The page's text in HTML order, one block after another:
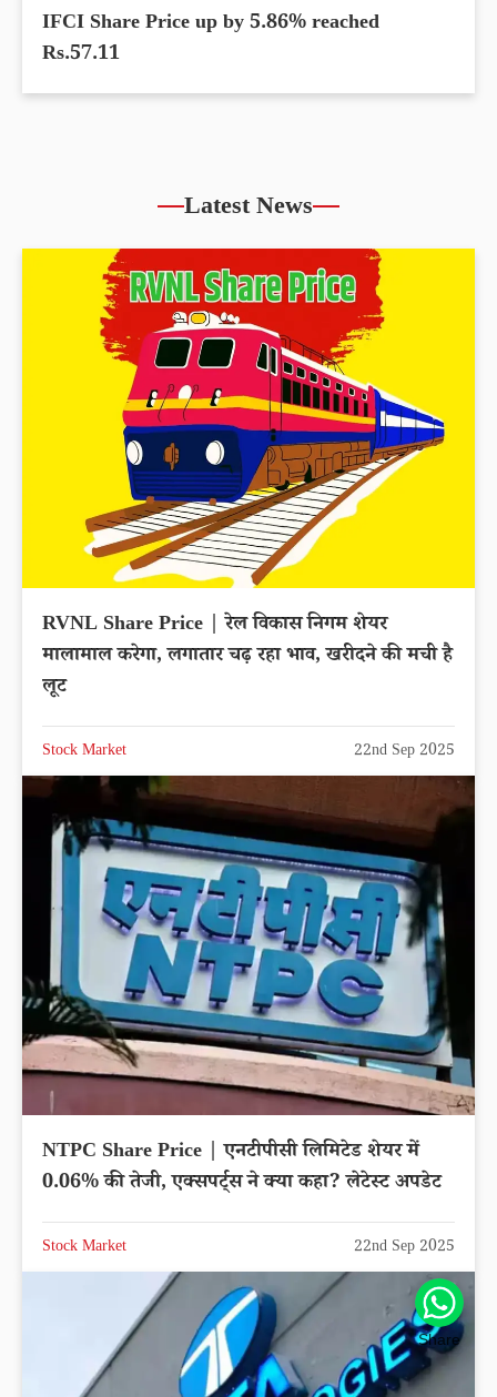
IFCI Share Price up by 5.86% reached
Rs.57.11
Latest News
RVNL Share Price | रेल विकास निगम शेयर
मालामाल करेगा, लगातार चढ़ रहा भाव, खरीदने की मची है
लूट
Stock Market 22nd Sep 2025
NTPC Share Price | एनटीपीसी लिमिटेड शेयर में
0.06% की तेजी, एक्सपर्ट्स ने क्या कहा? लेटेस्ट अपडेट
Stock Market 22nd Sep 2025
Share